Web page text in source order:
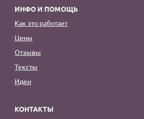
ИНФО И ПОМОЩЬ
Как это работает
Цены
Отзывы
Тексты
Идеи
КОНТАКТЫ